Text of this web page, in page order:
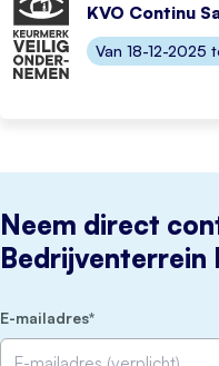
Neem direct
Bedrijventerrein
E-mailadres
KVO Continu
Van 18-12-2025